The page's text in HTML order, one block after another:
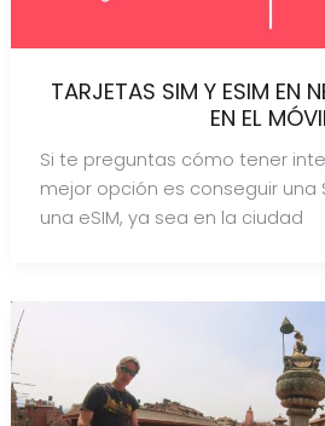
TARJETAS SIM Y ESIM EN
EN EL
Si te preguntas cómo tener
mejor opción es conseguir una
una eSIM, ya sea en la ciudad